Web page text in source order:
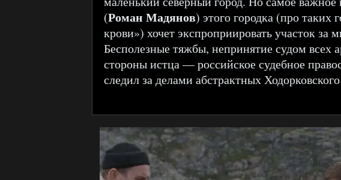
(Роман Мадянов) этого городка (про таких
крови») хочет экспроприировать участок
Бесполезные тяжбы, непринятие судом всех
стороны истца — российское судебное
следил за делами абстрактных